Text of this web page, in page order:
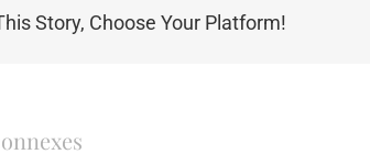
Story, Choose Your Platform!